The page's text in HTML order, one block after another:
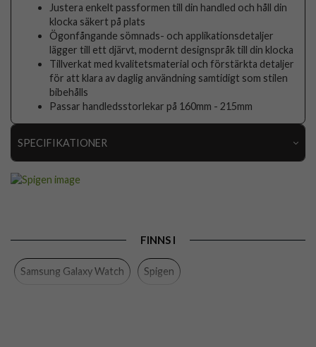
Justera enkelt passformen till din handled och håll din
klocka säkert på plats
Ögonfångande sömnads- och applikationsdetaljer
lägger till ett djärvt, modernt designspråk till din klocka
Tillverkat med kvalitetsmaterial och förstärkta detaljer
för att klara av daglig användning samtidigt som stilen
bibehålls
Passar handledsstorlekar på 160mm - 215mm
SPECIFIKATIONER
Varumärke
FINNS I
Samsung Galaxy Watch Spigen